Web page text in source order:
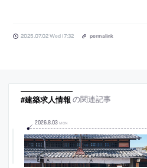
2025.07.02 Wed 17:32 permalink
#建築求人情報 の関連記事
2026.8.03 MON